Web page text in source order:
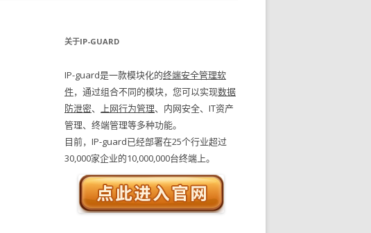
关于IP-GUARD
IP-guard是一款模块化的终端安全管理软
件，通过组合不同的模块，您可以实现数据
防泄密、 上网行为管理、内网安全、IT资产
管理、终端管理等多种功能。
目前，IP-guard已经部署在25个行业超过
30,000家企业的10,000,000台终端上。